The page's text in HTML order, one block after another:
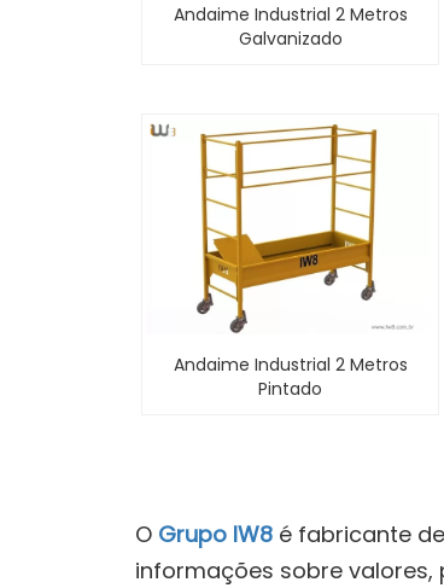
Andaime Industrial 2 Metros
Galvanizado
Andaime Industrial 2 Metros
Pintado
O Grupo IW8 é fabricante
informações sobre